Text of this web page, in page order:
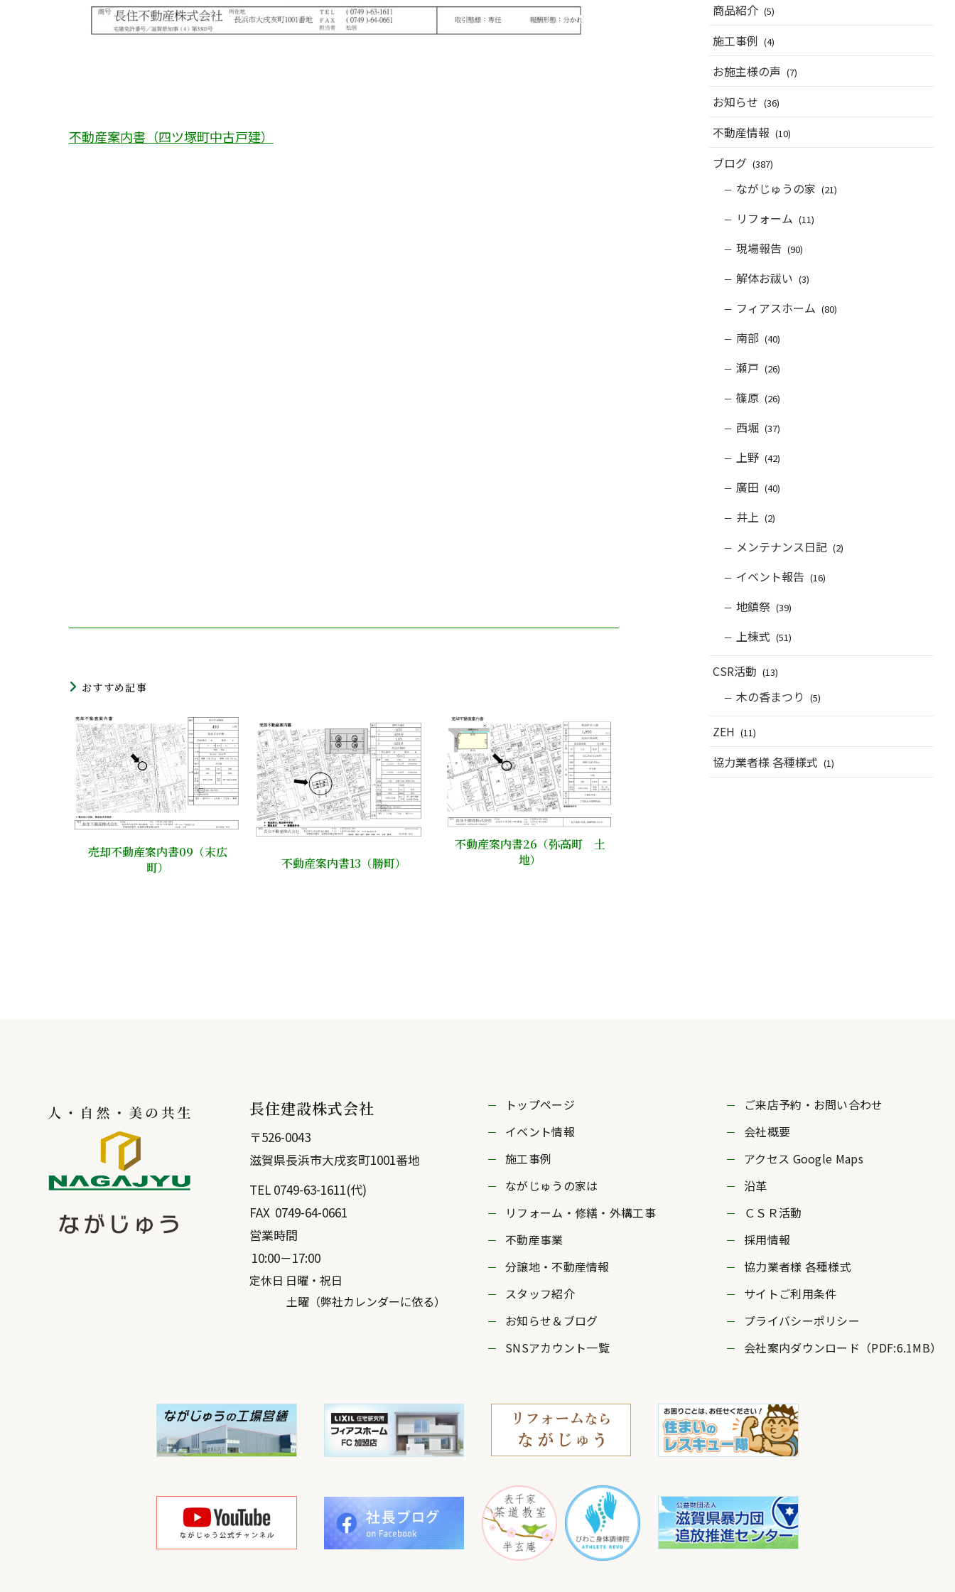
不動産案内書（四ツ塚町中古戸建）
おすすめ記事
売却不動産案内書09（末広
町）
不動産案内書13（勝町）
不動産案内書26（弥高町 土
地）
商品紹介 (5)
施工事例 (4)
お施主様の声 (7)
お知らせ (36)
不動産情報 (10)
ブログ (387)
ながじゅうの家 (21)
リフォーム (11)
現場報告 (90)
解体お祓い (3)
フィアスホーム (80)
南部 (40)
瀬戸 (26)
篠原 (26)
西堀 (37)
上野 (42)
廣田 (40)
井上 (2)
メンテナンス日記 (2)
イベント報告 (16)
地鎮祭 (39)
上棟式 (51)
CSR活動 (13)
木の香まつり (5)
ZEH (11)
協力業者様 各種様式 (1)
長住建設株式会社
〒526-0043
滋賀県長浜市大戌亥町1001番地
TEL 0749-63-1611(代)
FAX 0749-64-0661
営業時間
10:00－17:00
定休日 日曜・祝日
土曜（弊社カレンダーに依る）
トップページ
イベント情報
施工事例
ながじゅうの家は
リフォーム・修繕・外構工事
不動産事業
分譲地・不動産情報
スタッフ紹介
お知らせ＆ブログ
SNSアカウント一覧
ご来店予約・お問い合わせ
会社概要
アクセス Google Maps
沿革
ＣＳＲ活動
採用情報
協力業者様 各種様式
サイトご利用条件
プライバシーポリシー
会社案内ダウンロード（PDF:6.1MB）